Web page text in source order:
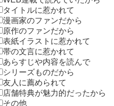
タイトルに惹かれて
漫画家のファンだから
原作のファンだから
表紙イラストに惹かれて
帯の文言に惹かれて
あらすじや内容を読んで
シリーズものだから
友人に薦められて
店舗特典が魅力的だったから
その他